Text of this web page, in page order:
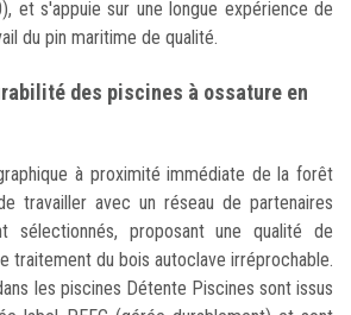
et s'appuie sur une longue expérience de
du pin maritime de qualité.
des piscines à ossature en
à proximité immédiate de la forêt
travailler avec un réseau de partenaires
sélectionnés, proposant une qualité de
traitement du bois autoclave irréprochable.
les piscines Détente Piscines sont issus